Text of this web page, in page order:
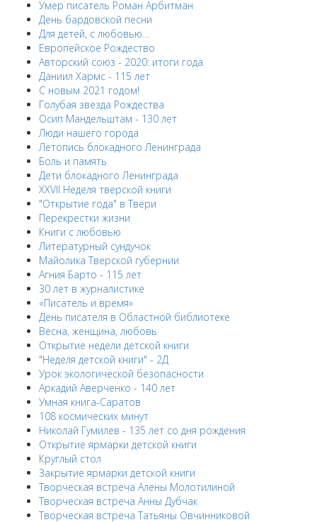
Умер писатель Роман Арбитман
День бардовской песни
Для детей, с любовью…
Европейскоe Рождество
Авторский союз - 2020: итоги года
Даниил Хармс - 115 лет
С новым 2021 годом!
Голубая звезда Рождества
Осип Мандельштам - 130 лет
Люди нашего города
Летопись блокадного Ленинграда
Боль и память
Дети блокадного Ленинграда
XXVII Неделя тверской книги
"Открытие года" в Твери
Перекрестки жизни
Книги с любовью
Литературный сундучок
Майолика Тверской губернии
Агния Барто - 115 лет
30 лет в журналистике
«Писатель и время»
День писателя в Областной библиотеке
Весна, женщина, любовь
Открытие недели детской книги
"Неделя детской книги" - 2Д
Урок экологической безопасности
Аркадий Аверченко - 140 лет
Умная книга-Саратов
108 космических минут
Николай Гумилев - 135 лет со дня рождения
Открытие ярмарки детской книги
Круглый стол
Закрытие ярмарки детской книги
Творческая встреча Алены Молотилиной
Творческая встреча Анны Дубчак
Творческая встреча Татьяны Овчинниковой